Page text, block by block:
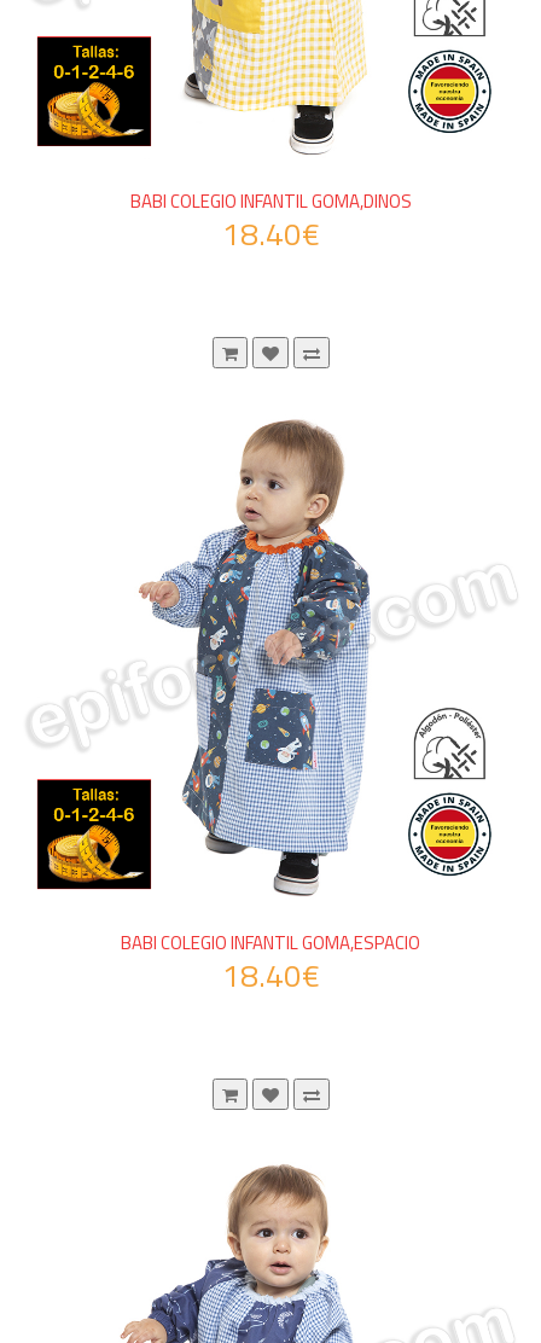
BABI COLEGIO INFANTIL GOMA,DINOS
18.40€
BABI COLEGIO INFANTIL GOMA,ESPACIO
18.40€